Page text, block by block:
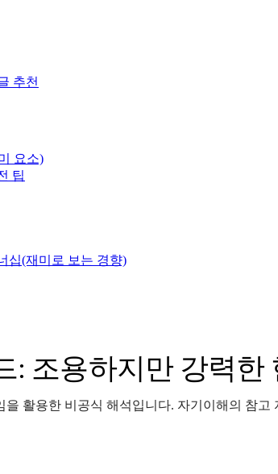
추천
요소)
팁
십(재미로 보는 경향)
: 조용하지만 강력한
을 활용한 비공식 해석입니다. 자기이해의 참고